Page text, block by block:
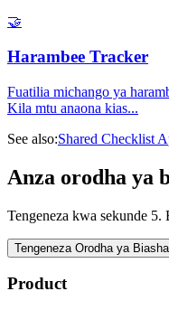
🤝
Harambee Tracker
Fuatilia michango ya
Kila mtu anaona kias...
See also:Shared Checklist
Anza orodha ya
Tengeneza kwa sekunde
Tengeneza Orodha ya
Product